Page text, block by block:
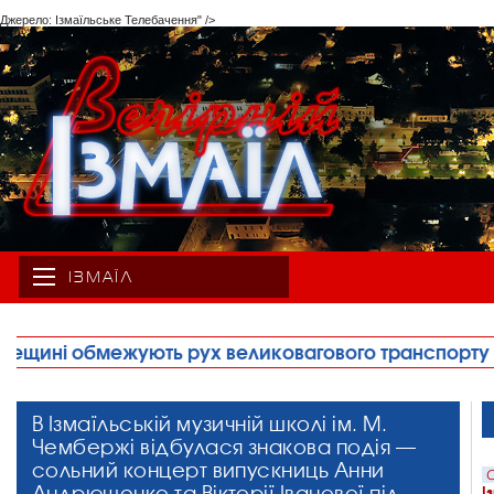
Джерело: Ізмаїльське Телебачення" />
ІЗМАЇЛ
транспорту • Правоохоронці запобігли
В Ізмаїльській музичній школі ім. М.
Чембержі відбулася знакова подія —
сольний концерт випускниць Анни